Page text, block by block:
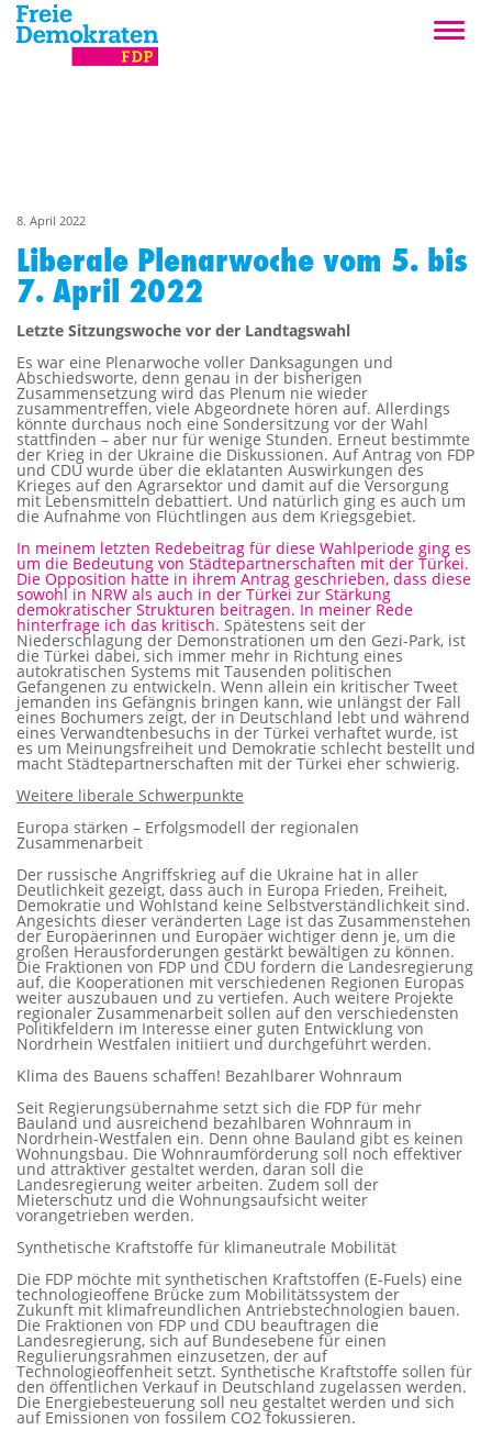
8. April 2022
Liberale Plenarwoche vom 5. bis
7. April 2022
Letzte Sitzungswoche vor der Landtagswahl
Es war eine Plenarwoche voller Danksagungen und
Abschiedsworte, denn genau in der bisherigen
Zusammensetzung wird das Plenum nie wieder
zusammentreffen, viele Abgeordnete hören auf. Allerdings
könnte durchaus noch eine Sondersitzung vor der Wahl
stattfinden – aber nur für wenige Stunden. Erneut bestimmte
der Krieg in der Ukraine die Diskussionen. Auf Antrag von FDP
und CDU wurde über die eklatanten Auswirkungen des
Krieges auf den Agrarsektor und damit auf die Versorgung
mit Lebensmitteln debattiert. Und natürlich ging es auch um
die Aufnahme von Flüchtlingen aus dem Kriegsgebiet.
In meinem letzten Redebeitrag für diese Wahlperiode ging es
um die Bedeutung von Städtepartnerschaften mit der Türkei.
Die Opposition hatte in ihrem Antrag geschrieben, dass diese
sowohl in NRW als auch in der Türkei zur Stärkung
demokratischer Strukturen beitragen. In meiner Rede
hinterfrage ich das kritisch. Spätestens seit der
Niederschlagung der Demonstrationen um den Gezi-Park, ist
die Türkei dabei, sich immer mehr in Richtung eines
autokratischen Systems mit Tausenden politischen
Gefangenen zu entwickeln. Wenn allein ein kritischer Tweet
jemanden ins Gefängnis bringen kann, wie unlängst der Fall
eines Bochumers zeigt, der in Deutschland lebt und während
eines Verwandtenbesuchs in der Türkei verhaftet wurde, ist
es um Meinungsfreiheit und Demokratie schlecht bestellt und
macht Städtepartnerschaften mit der Türkei eher schwierig.
Weitere liberale Schwerpunkte
Europa stärken – Erfolgsmodell der regionalen
Zusammenarbeit
Der russische Angriffskrieg auf die Ukraine hat in aller
Deutlichkeit gezeigt, dass auch in Europa Frieden, Freiheit,
Demokratie und Wohlstand keine Selbstverständlichkeit sind.
Angesichts dieser veränderten Lage ist das Zusammenstehen
der Europäerinnen und Europäer wichtiger denn je, um die
großen Herausforderungen gestärkt bewältigen zu können.
Die Fraktionen von FDP und CDU fordern die Landesregierung
auf, die Kooperationen mit verschiedenen Regionen Europas
weiter auszubauen und zu vertiefen. Auch weitere Projekte
regionaler Zusammenarbeit sollen auf den verschiedensten
Politikfeldern im Interesse einer guten Entwicklung von
Nordrhein Westfalen initiiert und durchgeführt werden.
Klima des Bauens schaffen! Bezahlbarer Wohnraum
Seit Regierungsübernahme setzt sich die FDP für mehr
Bauland und ausreichend bezahlbaren Wohnraum in
Nordrhein-Westfalen ein. Denn ohne Bauland gibt es keinen
Wohnungsbau. Die Wohnraumförderung soll noch effektiver
und attraktiver gestaltet werden, daran soll die
Landesregierung weiter arbeiten. Zudem soll der
Mieterschutz und die Wohnungsaufsicht weiter
vorangetrieben werden.
Synthetische Kraftstoffe für klimaneutrale Mobilität
Die FDP möchte mit synthetischen Kraftstoffen (E-Fuels) eine
technologieoffene Brücke zum Mobilitätssystem der
Zukunft mit klimafreundlichen Antriebstechnologien bauen.
Die Fraktionen von FDP und CDU beauftragen die
Landesregierung, sich auf Bundesebene für einen
Regulierungsrahmen einzusetzen, der auf
Technologieoffenheit setzt. Synthetische Kraftstoffe sollen für
den öffentlichen Verkauf in Deutschland zugelassen werden.
Die Energiebesteuerung soll neu gestaltet werden und sich
auf Emissionen von fossilem CO2 fokussieren.